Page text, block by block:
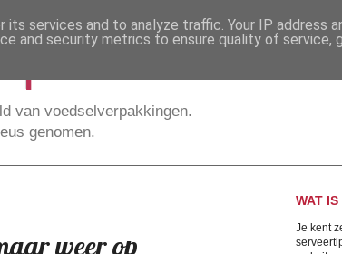
van voedselverpakkingen.
genomen.
weer op
WAT IS
Je kent
services and to analyze traffic. Your IP address
and security metrics to ensure quality of service,